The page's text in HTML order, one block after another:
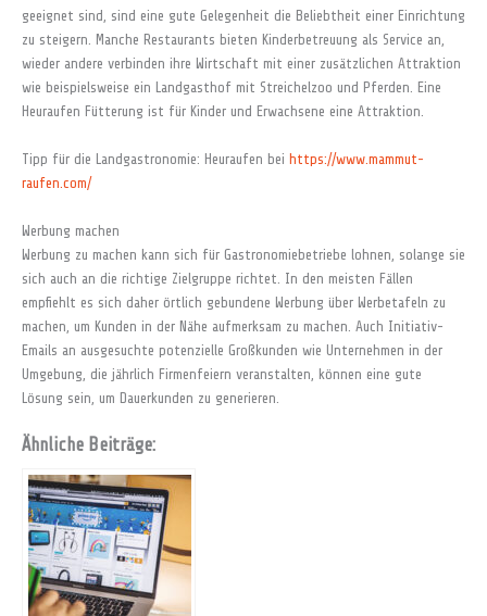
geeignet sind, sind eine gute Gelegenheit die Beliebtheit einer Einrichtung
zu steigern. Manche Restaurants bieten Kinderbetreuung als Service an,
wieder andere verbinden ihre Wirtschaft mit einer zusätzlichen Attraktion
wie beispielsweise ein Landgasthof mit Streichelzoo und Pferden. Eine
Heuraufen Fütterung ist für Kinder und Erwachsene eine Attraktion.
Tipp für die Landgastronomie: Heuraufen bei https://www.mammut-
raufen.com/
Werbung machen
Werbung zu machen kann sich für Gastronomiebetriebe lohnen, solange sie
sich auch an die richtige Zielgruppe richtet. In den meisten Fällen
empfiehlt es sich daher örtlich gebundene Werbung über Werbetafeln zu
machen, um Kunden in der Nähe aufmerksam zu machen. Auch Initiativ-
Emails an ausgesuchte potenzielle Großkunden wie Unternehmen in der
Umgebung, die jährlich Firmenfeiern veranstalten, können eine gute
Lösung sein, um Dauerkunden zu generieren.
Ähnliche Beiträge: